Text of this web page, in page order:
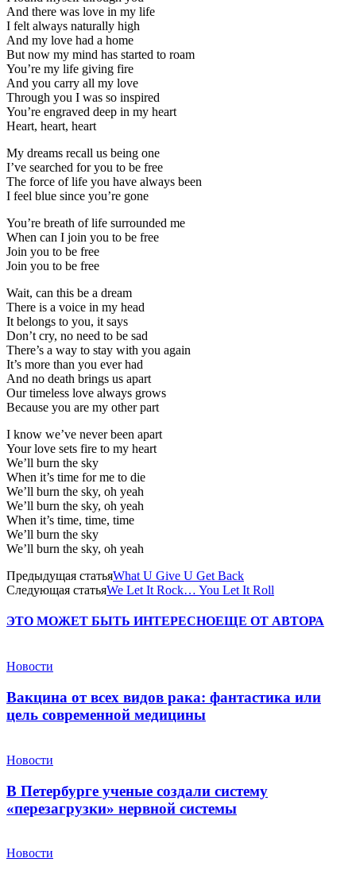
And there was love in my life
I felt always naturally high
And my love had a home
But now my mind has started to roam
You’re my life giving fire
And you carry all my love
Through you I was so inspired
You’re engraved deep in my heart
Heart, heart, heart
My dreams recall us being one
I’ve searched for you to be free
The force of life you have always been
I feel blue since you’re gone
You’re breath of life surrounded me
When can I join you to be free
Join you to be free
Join you to be free
Wait, can this be a dream
There is a voice in my head
It belongs to you, it says
Don’t cry, no need to be sad
There’s a way to stay with you again
It’s more than you ever had
And no death brings us apart
Our timeless love always grows
Because you are my other part
I know we’ve never been apart
Your love sets fire to my heart
We’ll burn the sky
When it’s time for me to die
We’ll burn the sky, oh yeah
We’ll burn the sky, oh yeah
When it’s time, time, time
We’ll burn the sky
We’ll burn the sky, oh yeah
Предыдущая статьяWhat U Give U Get Back
Следующая статьяWe Let It Rock… You Let It Roll
ЭТО МОЖЕТ БЫТЬ ИНТЕРЕСНОЕЩЕ ОТ АВТОРА
Новости
Вакцина от всех видов рака: фантастика или
цель современной медицины
Новости
В Петербурге ученые создали систему
«перезагрузки» нервной системы
Новости